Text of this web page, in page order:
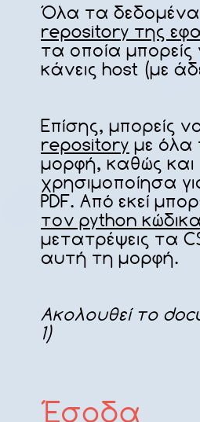
Όλα τα δεδομένα
repository της
τα οποία
κάνεις host (με
Επίσης, μπορείς
repository με όλα
μορφή, καθώς
χρησιμοποίησα
PDF. Από εκεί
τον python
μετατρέψεις τα
αυτή τη μορφή.
Ακολουθεί το
1)
Έσοδα